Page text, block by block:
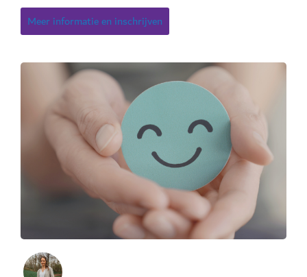
Meer informatie en inschrijven